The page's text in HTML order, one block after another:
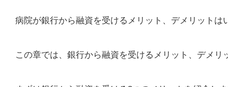
病院が銀行から融資を受けるメリット、デメリット
この章では、銀行から融資を受けるメリット、デメリ